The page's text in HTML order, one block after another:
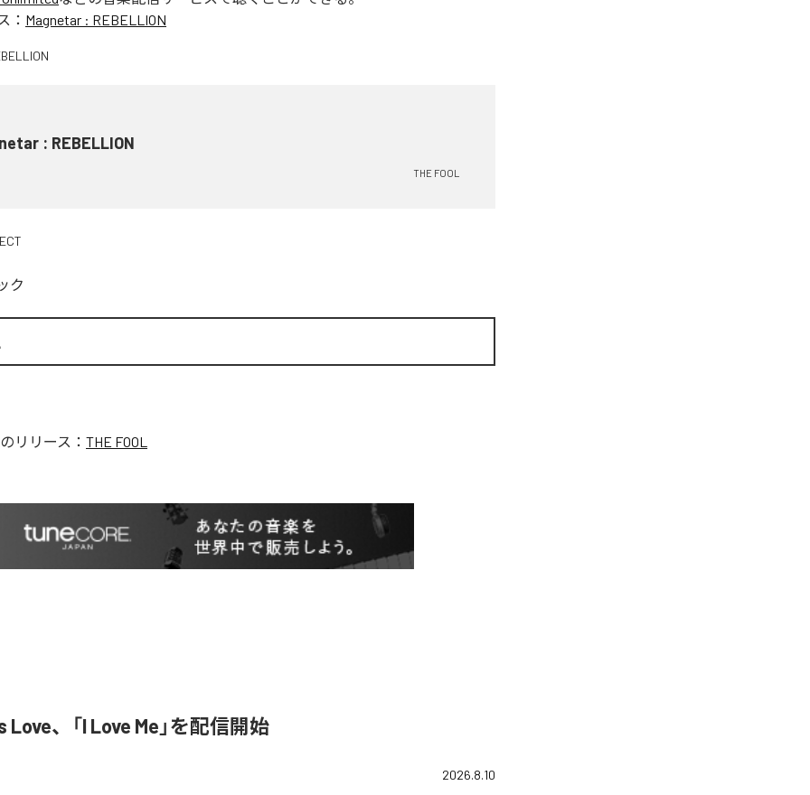
： Magnetar : REBELLION
: REBELLION
THE FOOL
ク
リリース： THE FOOL
Love、「I Love Me」を配信開始
2026.8.10